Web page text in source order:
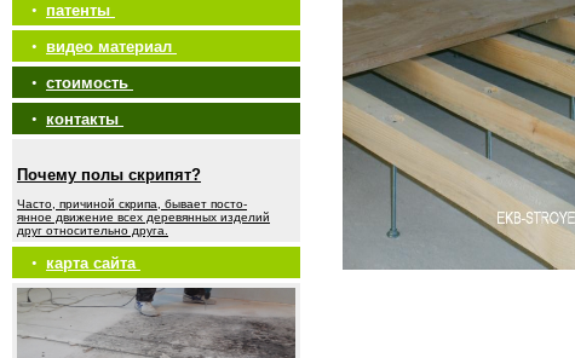
• патенты
• видео материал
• стоимость
• контакты
Почему полы скрипят?
Часто, причиной скрипа, бывает посто-
янное движение всех деревянных изделий
друг относительно друга.
• карта сайта